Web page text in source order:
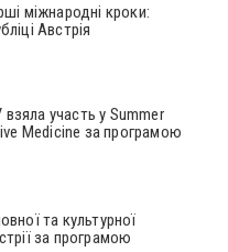
міжнародні кроки:
Австрія
участь у Summer
Medicine за програмою
та культурної
за програмою